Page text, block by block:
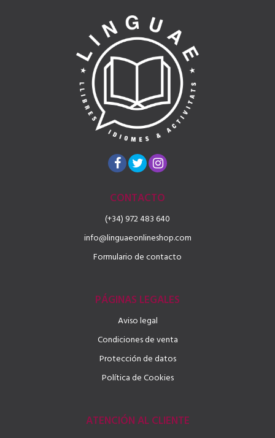
CONTACTO
(+34) 972 483 640
info@linguaeonlineshop.com
Formulario de contacto
PÁGINAS LEGALES
Aviso legal
Condiciones de venta
Protección de datos
Política de Cookies
ATENCIÓN AL CLIENTE